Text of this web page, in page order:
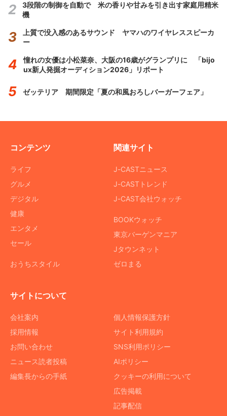
3段階の制御を自動で 米の香りや甘みを引き出す家庭用精米
機
上質で没入感のあるサウンド ヤマハのワイヤレススピーカ
ー
憧れの女優は小松菜奈、大阪の16歳がグランプリに 「bijo
ux新人発掘オーディション2026」リポート
ゼッテリア 期間限定「夏の和風おろしバーガーフェア」
コンテンツ
ライフ
グルメ
デジタル
健康
エンタメ
セール
おうちスタイル
関連サイト
J-CASTニュース
J-CASTトレンド
J-CAST会社ウォッチ
BOOKウォッチ
東京バーゲンマニア
Jタウンネット
ゼロまる
サイトについて
会社案内
採用情報
お問い合わせ
ニュース読者投稿
編集長からの手紙
個人情報保護方針
サイト利用規約
SNS利用ポリシー
AIポリシー
クッキーの利用について
広告掲載
記事配信